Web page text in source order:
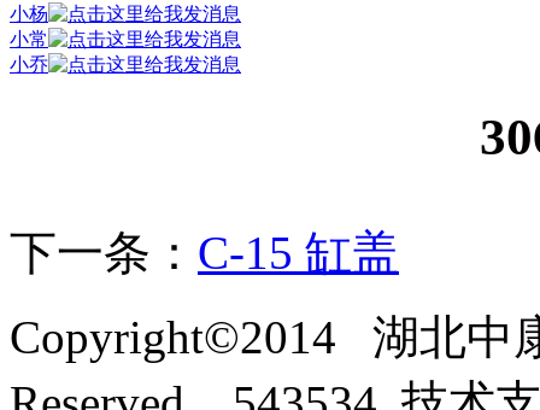
小杨
小常
小乔
下一条： C-15 缸盖
Copyright©2014 湖北中